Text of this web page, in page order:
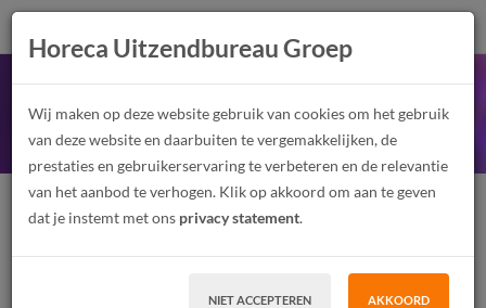
Muntuitgifte Parels van
de stad Amsterdam!
Festivalmedewerker Junior
Parttime
Horeca Uitzendbureau Groep
Wij maken op deze website gebruik van cookies om het gebruik
van deze website en daarbuiten te vergemakkelijken, de
prestaties en gebruikerservaring te verbeteren en de relevantie
van het aanbod te verhogen. Klik op akkoord om aan te geven
dat je instemt met ons privacy statement.
NIET ACCEPTEREN AKKOORD